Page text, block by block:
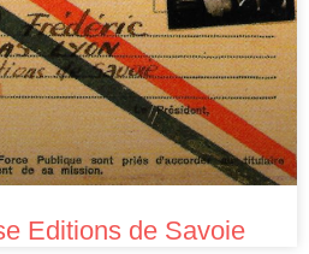
Editions de Savoie